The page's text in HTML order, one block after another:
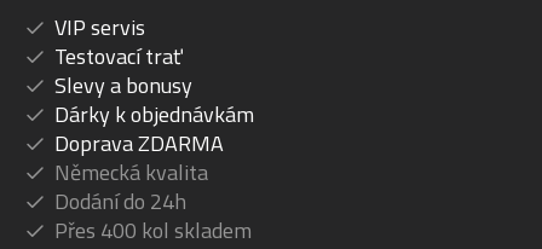
VIP servis
Testovací trať
Slevy a bonusy
Dárky k objednávkám
Doprava ZDARMA
Německá kvalita
Dodání do 24h
Přes 400 kol skladem